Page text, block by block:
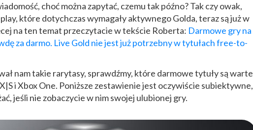
choć można zapytać, czemu tak późno? Tak czy owak,
które dotychczas wymagały aktywnego Golda, teraz są już w
na ten temat przeczytacie w tekście Roberta: Darmowe gry na
za darmo. Live Gold nie jest już potrzebny w tytułach free-to-
nam takie rarytasy, sprawdźmy, które darmowe tytuły są warte
i Xbox One. Poniższe zestawienie jest oczywiście subiektywne,
jeśli nie zobaczycie w nim swojej ulubionej gry.